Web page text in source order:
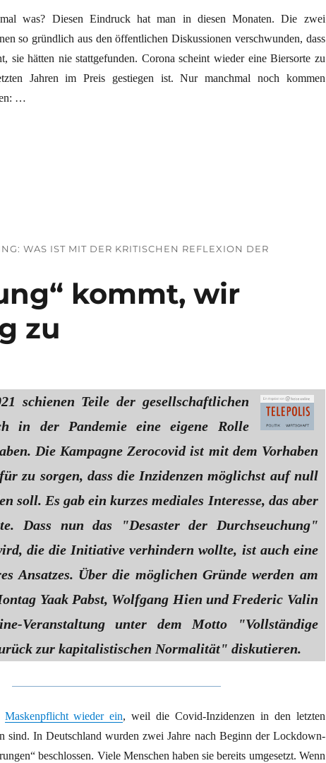
was? Diesen Eindruck hat man in diesen Monaten. Die zwei
so gründlich aus den öffentlichen Diskussionen verschwunden, dass
sie hätten nie stattgefunden. Corona scheint wieder eine Biersorte zu
Jahren im Preis gestiegen ist. Nur manchmal noch kommen
…
Maßnahmen aufarbeiten?“
WAS IST MIT DER KRITISCHEN REFLEXION DER
kommt, wir
zu
schienen Teile der gesellschaftlichen
in der Pandemie eine eigene Rolle
Die Kampagne Zerocovid ist mit dem Vorhaben
zu sorgen, dass die Inzidenzen möglichst auf null
soll. Es gab ein kurzes mediales Interesse, das aber
Dass nun das "Desaster der Durchseuchung"
die die Initiative verhindern wollte, ist auch eine
Ansatzes. Über die möglichen Gründe werden am
Yaak Pabst, Wolfgang Hien und Frederic Valin
Veranstaltung unter dem Motto "Vollständige
zur kapitalistischen Normalität" diskutieren.
Maskenpflicht wieder ein, weil die Covid-Inzidenzen in den letzten
sind. In Deutschland wurden zwei Jahre nach Beginn der Lockdown-
beschlossen. Viele Menschen haben sie bereits umgesetzt. Wenn